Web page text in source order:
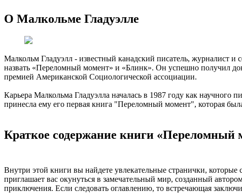
О Малкольме Гладуэлле
Малкольм Гладуэлл - известный канадский писатель, журналист и
назвать «Переломный момент» и «Блинк». Он успешно получил
премией Американской Социологической ассоциации.
Карьера Малкольма Гладуэлла началась в 1987 году как
принесла ему его первая книга "Переломный момент", которая
Краткое содержание книги «Переломный
Внутри этой книги вы найдете увлекательные странички,
приглашает вас окунуться в замечательный мир, созданный
приключения. Если следовать оглавлению, то встречающая